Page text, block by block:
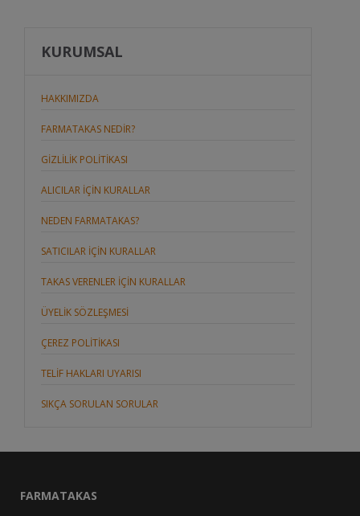
KURUMSAL
HAKKIMIZDA
FARMATAKAS NEDİR?
GİZLİLİK POLİTİKASI
ALICILAR İÇİN KURALLAR
NEDEN FARMATAKAS?
SATICILAR İÇİN KURALLAR
TAKAS VERENLER İÇİN KURALLAR
ÜYELİK SÖZLEŞMESİ
ÇEREZ POLİTİKASI
TELİF HAKLARI UYARISI
SIKÇA SORULAN SORULAR
FARMATAKAS